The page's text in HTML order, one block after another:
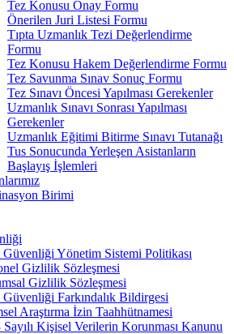
Tez Konusu Onay Formu
Önerilen Juri Listesi Formu
Tıpta Uzmanlık Tezi Değerlendirme
Formu
Tez Konusu Hakem Değerlendirme Formu
Tez Savunma Sınav Sonuç Formu
Tez Sınavı Öncesi Yapılması Gerekenler
Uzmanlık Sınavı Sonrası Yapılması
Gerekenler
Uzmanlık Eğitimi Bitirme Sınavı Tutanağı
Tus Sonucunda Yerleşen Asistanların
Başlayış İşlemleri
Birimi
Yönetim Sistemi Politikası
Gizlilik Sözleşmesi
Gizlilik Sözleşmesi
Farkındalık Bildirgesi
Araştırma İzin Taahhütnamesi
Sayılı Kişisel Verilerin Korunması Kanunu